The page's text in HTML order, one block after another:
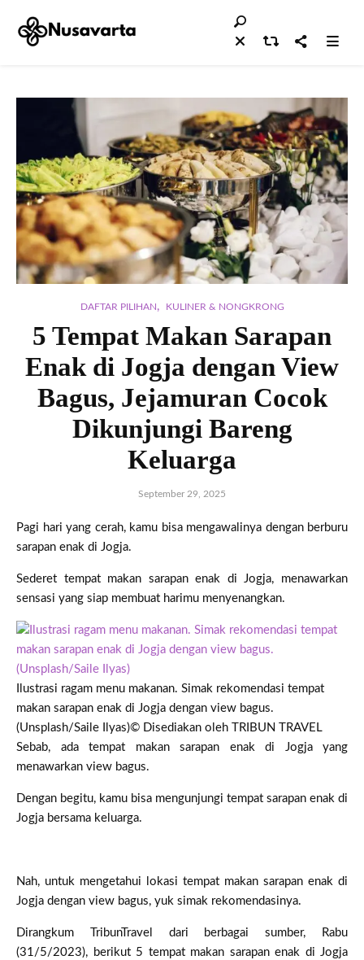
DAFTAR PILIHAN, KULINER & NONGKRONG
5 Tempat Makan Sarapan
Enak di Jogja dengan View
Bagus, Jejamuran Cocok
Dikunjungi Bareng
Keluarga
September 29, 2025
Pagi hari yang cerah, kamu bisa mengawalinya dengan berburu
sarapan enak di Jogja.
Sederet tempat makan sarapan enak di Jogja, menawarkan
sensasi yang siap membuat harimu menyenangkan.
Ilustrasi ragam menu makanan. Simak rekomendasi tempat
makan sarapan enak di Jogja dengan view bagus.
(Unsplash/Saile Ilyas)© Disediakan oleh TRIBUN TRAVEL
Sebab, ada tempat makan sarapan enak di Jogja yang
menawarkan view bagus.
Dengan begitu, kamu bisa mengunjungi tempat sarapan enak di
Jogja bersama keluarga.
Nah, untuk mengetahui lokasi tempat makan sarapan enak di
Jogja dengan view bagus, yuk simak rekomendasinya.
Dirangkum TribunTravel dari berbagai sumber, Rabu
(31/5/2023), berikut 5 tempat makan sarapan enak di Jogja